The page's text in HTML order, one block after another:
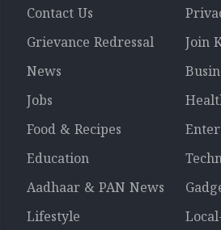
Contact Us
Grievance Redressal
Join
News
Jobs
Food & Recipes
Education
Aadhaar & PAN News
Lifestyle